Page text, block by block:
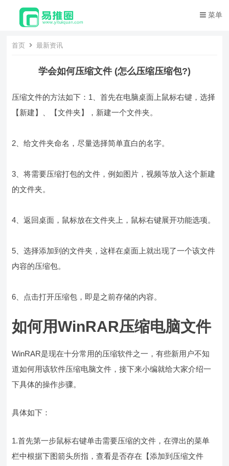
菜单
首页 最新资讯
学会如何压缩文件 (怎么压缩压缩包?)
压缩文件的方法如下：1、首先在电脑桌面上鼠标右键，选择
【新建】、【文件夹】，新建一个文件夹。
2、给文件夹命名，尽量选择简单直白的名字。
3、将需要压缩打包的文件，例如图片，视频等放入这个新建
的文件夹。
4、返回桌面，鼠标放在文件夹上，鼠标右键展开功能选项。
5、选择添加到的文件夹，这样在桌面上就出现了一个该文件
内容的压缩包。
6、点击打开压缩包，即是之前存储的内容。
如何用WinRAR压缩电脑文件
WinRAR是现在十分常用的压缩软件之一，有些新用户不知
道如何用该软件压缩电脑文件，接下来小编就给大家介绍一
下具体的操作步骤。
具体如下：
1.首先第一步鼠标右键单击需要压缩的文件，在弹出的菜单
栏中根据下图箭头所指，查看是否存在【添加到压缩文件